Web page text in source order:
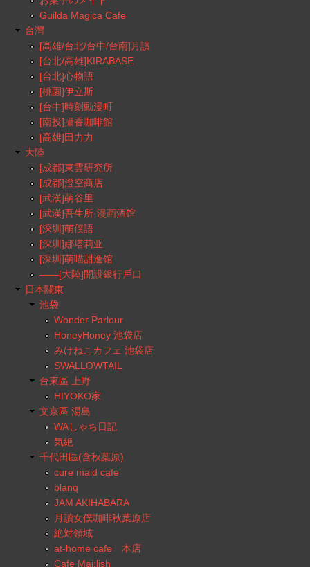
Guilda Magica Cafe
台灣
[高雄/台北/台中/台南]月讀
[台北/高雄]KIRABASE
[台北]心物語
[桃園]伊立斯
[台中]時刻動漫町
[南投]攝香咖啡館
[高雄]田力力
大陸
[成都]東雲研究所
[成都]澄空商店
[武漢]萌谷里
[武漢]吾生所·漫画酒馆
[深圳]萌僕語
[深圳]娜塔莉亚
[深圳]萌喵甜逸馆
——[大陸]開設銀行戶口
日本關東
池袋
Wonder Parlour
HoneyHoney 池袋店
みけねこカフェ 池袋店
SWALLOWTAIL
台東區 上野
HIYOKO家
文京區 湯島
WAしゃち日記
気絶
千代田區(含秋葉原)
cure maid cafe’
blanq
JAM AKIHABARA
月讀女僕咖啡秋葉原店
絶対領域
at-home cafe 本店
Cafe Mai:lish